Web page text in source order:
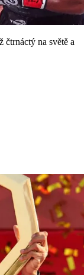
čtrnáctý na světě a